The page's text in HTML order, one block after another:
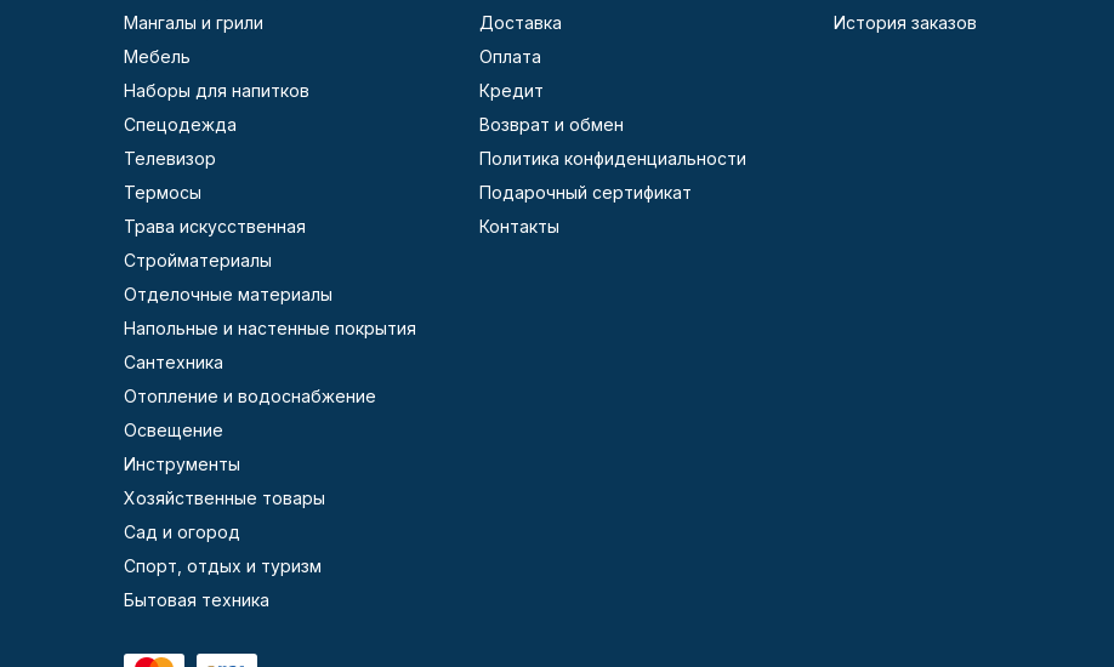
Мангалы и грили
Мебель
Наборы для напитков
Спецодежда
Телевизор
Термосы
Трава искусственная
Стройматериалы
Отделочные материалы
Напольные и настенные покрытия
Сантехника
Отопление и водоснабжение
Освещение
Инструменты
Хозяйственные товары
Сад и огород
Спорт, отдых и туризм
Бытовая техника
Доставка
Оплата
Кредит
Возврат и обмен
Политика конфиденциальности
Подарочный сертификат
Контакты
История заказов